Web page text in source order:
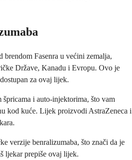
brendom Fasenra u većini zemalja,
Države, Kanadu i Evropu. Ovo je
za ovaj lijek.
špricama i auto-injektorima, što vam
kod kuće. Lijek proizvodi AstraZeneca i
verzije benralizumaba, što znači da je
ljekar prepiše ovaj lijek.